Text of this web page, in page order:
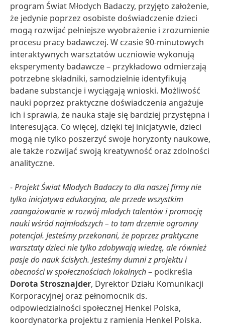
program Świat Młodych Badaczy, przyjęto założenie,
że jedynie poprzez osobiste doświadczenie dzieci
mogą rozwijać pełniejsze wyobrażenie i zrozumienie
procesu pracy badawczej. W czasie 90-minutowych
interaktywnych warsztatów uczniowie wykonują
eksperymenty badawcze – przykładowo odmierzają
potrzebne składniki, samodzielnie identyfikują
badane substancje i wyciągają wnioski. Możliwość
nauki poprzez praktyczne doświadczenia angażuje
ich i sprawia, że nauka staje się bardziej przystępna i
interesująca. Co więcej, dzięki tej inicjatywie, dzieci
mogą nie tylko poszerzyć swoje horyzonty naukowe,
ale także rozwijać swoją kreatywność oraz zdolności
analityczne.
-Projekt Świat Młodych Badaczy to dla naszej firmy nie
tylko inicjatywa edukacyjna, ale przede wszystkim
zaangażowanie w rozwój młodych talentów i promocję
nauki wśród najmłodszych – to tam drzemie ogromny
potencjał. Jesteśmy przekonani, że poprzez praktyczne
warsztaty dzieci nie tylko zdobywają wiedzę, ale również
pasje do nauk ścisłych. Jesteśmy dumni z projektu i
obecności w społecznościach lokalnych– podkreśla
Dorota Strosznajder, Dyrektor Działu Komunikacji
Korporacyjnej oraz pełnomocnik ds.
odpowiedzialności społecznej Henkel Polska,
koordynatorka projektu z ramienia Henkel Polska.